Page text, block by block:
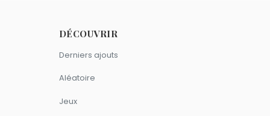
DÉCOUVRIR
Derniers ajouts
Aléatoire
Jeux